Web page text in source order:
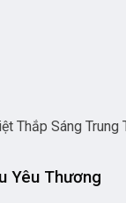
Thắp Sáng Trung
Yêu Thương